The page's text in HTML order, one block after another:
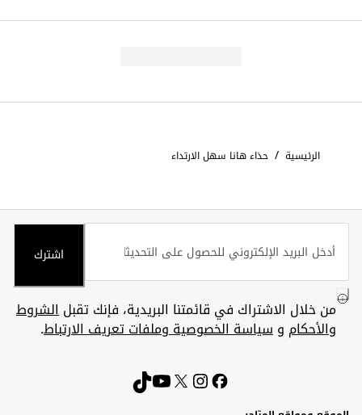
الرئيسية / حذاء هانا سهل الارتداء
اشترك
من خلال الاشتراك في قائمتنا البريدية، فإنك تقبلالشروط
والأحكام وسياسة الخصوصية وملفات تعريف الارتباط.